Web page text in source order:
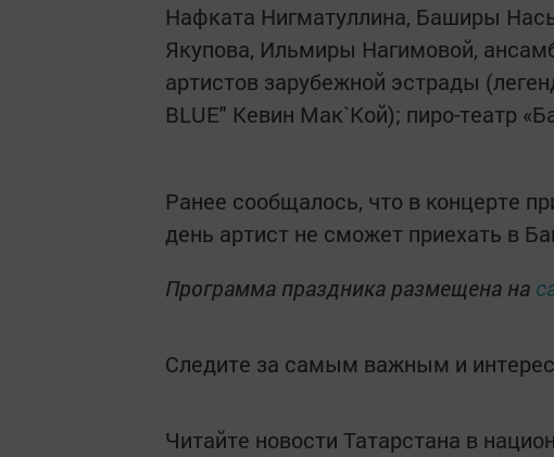
Нафката Нигматуллина, Баширы
Якупова, Ильмиры Нагимовой,
артистов зарубежной эстрады
BLUE" Кевин Мак`Кой); пиро-театр
Ранее сообщалось, что в концерте
день артист не сможет приехать в
Программа праздника размещена на
Следите за самым важным и
Читайте новости Татарстана в